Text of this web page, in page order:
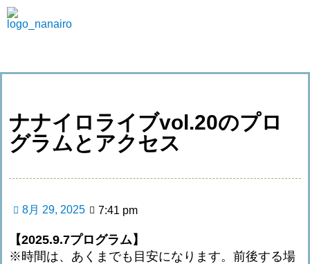
ナナイロライブvol.20のプロ
グラムとアクセス
8月 29, 2025 7:41 pm
【2025.9.7プログラム】
※時間は、あくまでも目安になります。前後する場